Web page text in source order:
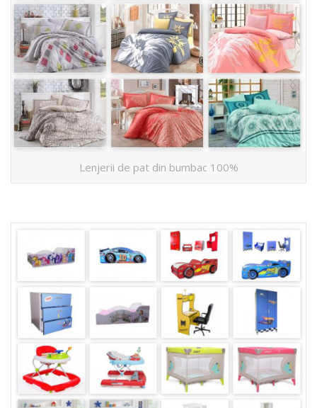
Lenjerii de pat din bumbac 100%